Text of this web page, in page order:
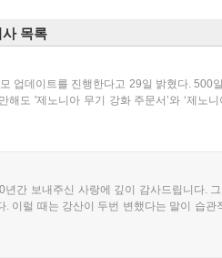
사 목록
업데이트를 진행한다고 29일 밝혔다. 500
도 '제노니아 무기 강화 주문서’와 ‘제노
간 보내주신 사랑에 깊이 감사드립니다.
이럴 때는 강산이 두번 변했다는 말이 습